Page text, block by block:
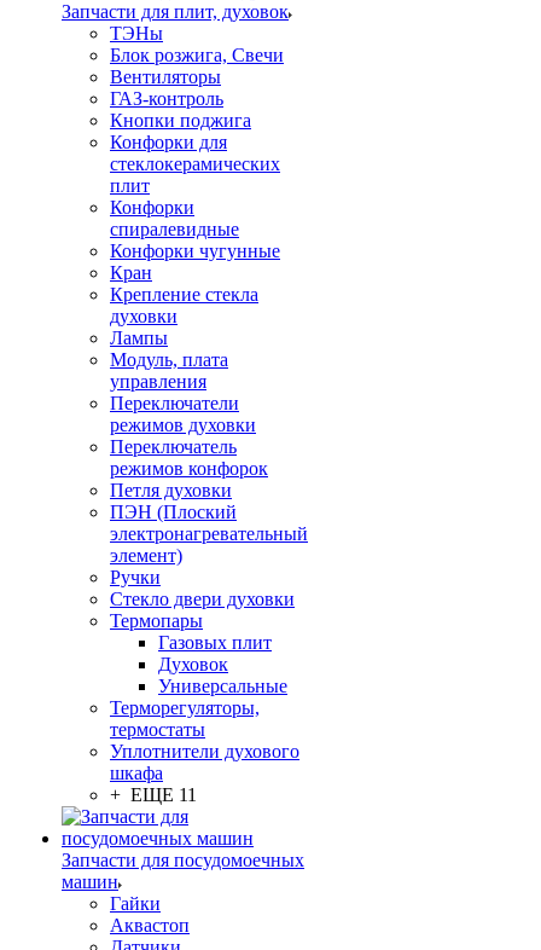
Запчасти для плит, духовок
ТЭНы
Блок розжига, Свечи
Вентиляторы
ГАЗ-контроль
Кнопки поджига
Конфорки для
стеклокерамических
плит
Конфорки
спиралевидные
Конфорки чугунные
Кран
Крепление стекла
духовки
Лампы
Модуль, плата
управления
Переключатели
режимов духовки
Переключатель
режимов конфорок
Петля духовки
ПЭН (Плоский
электронагревательный
элемент)
Ручки
Стекло двери духовки
Термопары
Газовых плит
Духовок
Универсальные
Терморегуляторы,
термостаты
Уплотнители духового
шкафа
+ ЕЩЕ 11
Запчасти для посудомоечных
машин
Гайки
Аквастоп